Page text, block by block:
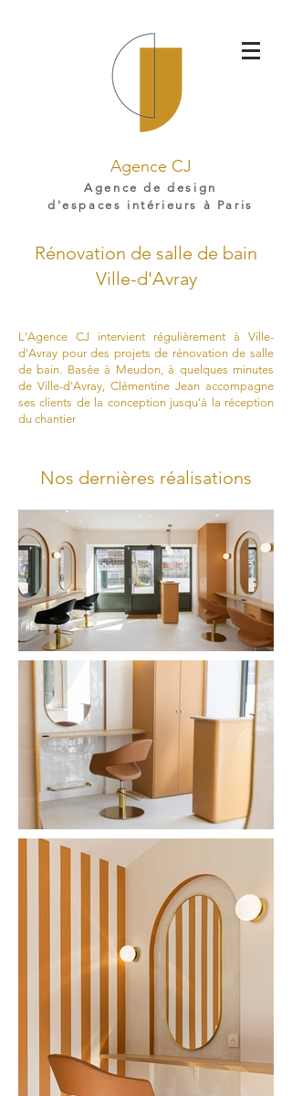
Agence CJ
Agence de design
d'espaces intérieurs à Paris
Rénovation de salle de bain
Ville-d'Avray
L'Agence CJ intervient régulièrement à Ville-
d'Avray pour des projets de rénovation de salle
de bain. Basée à Meudon, à quelques minutes
de Ville-d'Avray, Clémentine Jean accompagne
ses clients de la conception jusqu'à la réception
du chantier
Nos dernières réalisations